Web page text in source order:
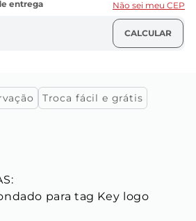
Não sei meu CEP
Troca fácil e grátis
para tag Key logo